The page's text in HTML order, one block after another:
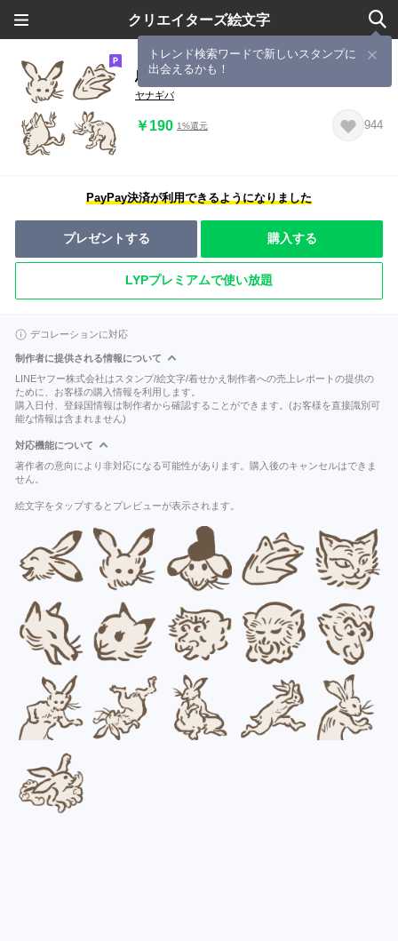
クリエイターズ絵文字
トレンド検索ワードで新しいスタンプに
出会えるかも！
鳥獣戯画★絵文字
ヤナギバ
￥190 1%還元 944
PayPay決済が利用できるようになりました
プレゼントする 購入する
LYPプレミアムで使い放題
デコレーションに対応
制作者に提供される情報について
LINEヤフー株式会社はスタンプ/絵文字/着せかえ制作者への売上レポートの提供の
ために、お客様の購入情報を利用します。
購入日付、登録国情報は制作者から確認することができます。(お客様を直接識別可
能な情報は含まれません)
対応機能について
著作者の意向により非対応になる可能性があります。購入後のキャンセルはできま
せん。
絵文字をタップするとプレビューが表示されます。